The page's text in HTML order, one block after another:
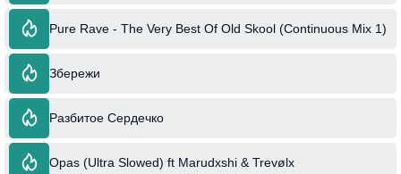
Pure Rave - The Very Best Of Old Skool (Continuous Mix 1)
Збережи
Разбитое Сердечко
Opas (Ultra Slowed) ft Marudxshi & Trevølx